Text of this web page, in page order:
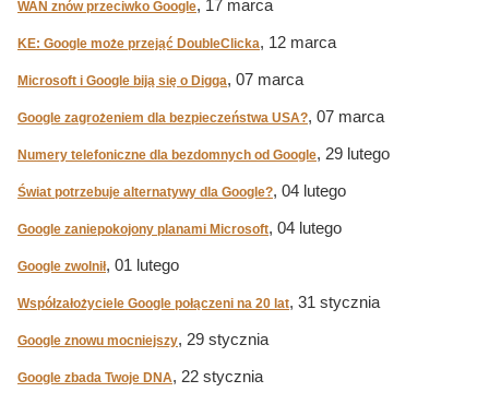
WAN znów przeciwko Google, 17 marca
KE: Google może przejąć DoubleClicka, 12 marca
Microsoft i Google biją się o Digga, 07 marca
Google zagrożeniem dla bezpieczeństwa USA?, 07 marca
Numery telefoniczne dla bezdomnych od Google, 29 lutego
Świat potrzebuje alternatywy dla Google?, 04 lutego
Google zaniepokojony planami Microsoft, 04 lutego
Google zwolnił, 01 lutego
Współzałożyciele Google połączeni na 20 lat, 31 stycznia
Google znowu mocniejszy, 29 stycznia
Google zbada Twoje DNA, 22 stycznia